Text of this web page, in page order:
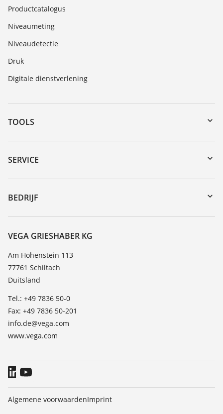
Productcatalogus
Niveaumeting
Niveaudetectie
Druk
Digitale dienstverlening
TOOLS
Downloads
Serienummer zoeken
DTM Collection/PACTware
SERVICE
Reparatieformulier instrument
Seminars
Bestendigheidslijst
TeamViewer
BEDRIJF
Over VEGA
Contact
Nieuws
Persberichten
Blog
VEGA GRIESHABER KG
Am Hohenstein 113
77761 Schiltach
Duitsland
Tel.: +49 7836 50-0
Fax: +49 7836 50-201
info.de@vega.com
www.vega.com
Algemene voorwaardenImprint